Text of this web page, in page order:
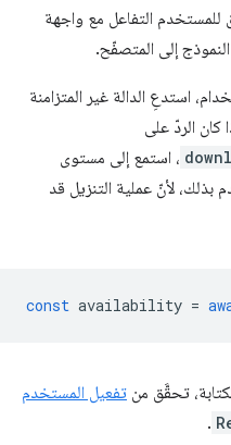
التفاعل مع واجهة
إلى المتصفّح.
الدالة غير المتزامنة
الردّ على
، استمع إلى مستوى
لأنّ عملية التنزيل قد
const availability =
تحقَّق من تفعيل المستخدم